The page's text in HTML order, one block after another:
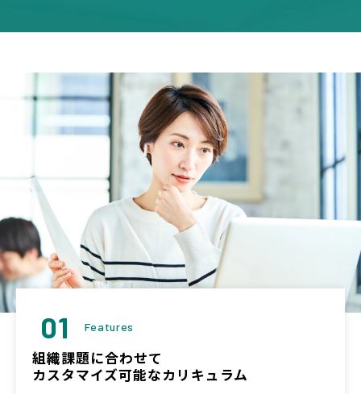
01 Features
組織課題に合わせて
カスタマイズ可能なカリキュラム